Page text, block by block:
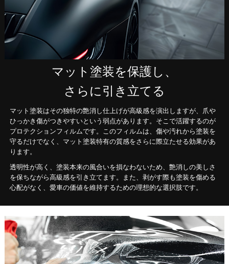
マット塗装を保護し、
さらに引き立てる
マット塗装はその独特の艶消し仕上げが高級感を演出しますが、爪や
ひっかき傷がつきやすいという弱点があります。そこで活躍するのが
プロテクションフィルムです。このフィルムは、傷や汚れから塗装を
守るだけでなく、マット塗装特有の質感をさらに際立たせる効果があ
ります。
透明性が高く、塗装本来の風合いを損なわないため、艶消しの美しさ
を保ちながら高級感を引き立てます。また、剥がす際も塗装を傷める
心配がなく、愛車の価値を維持するための理想的な選択肢です。